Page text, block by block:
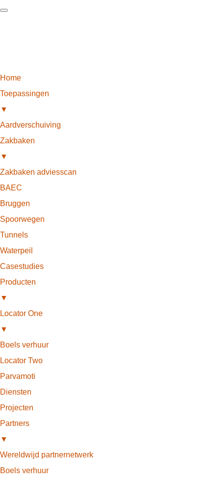
Home
Toepassingen
▼
Aardverschuiving
Zakbaken
▼
Zakbaken adviesscan
BAEC
Bruggen
Spoorwegen
Tunnels
Waterpeil
Casestudies
Producten
▼
Locator One
▼
Boels verhuur
Locator Two
Parvamoti
Diensten
Projecten
Partners
▼
Wereldwijd partnernetwerk
Boels verhuur